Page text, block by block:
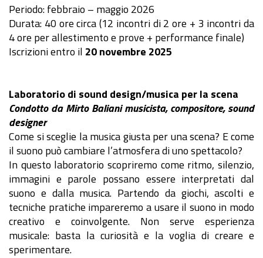
Periodo: febbraio – maggio 2026
Durata: 40 ore circa (12 incontri di 2 ore + 3 incontri da
4 ore per allestimento e prove + performance finale)
Iscrizioni entro il 20 novembre 2025
Laboratorio di sound design/musica per la scena
Condotto da Mirto Baliani musicista, compositore, sound
designer
Come si sceglie la musica giusta per una scena? E come
il suono può cambiare l’atmosfera di uno spettacolo?
In questo laboratorio scopriremo come ritmo, silenzio,
immagini e parole possano essere interpretati dal
suono e dalla musica. Partendo da giochi, ascolti e
tecniche pratiche impareremo a usare il suono in modo
creativo e coinvolgente. Non serve esperienza
musicale: basta la curiosità e la voglia di creare e
sperimentare.